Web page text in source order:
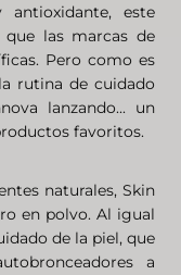
antioxidante, este
las marcas de
Pero como es
rutina de cuidado
lanzando... un
favoritos.
naturales, Skin
en polvo. Al igual
de la piel, que
a